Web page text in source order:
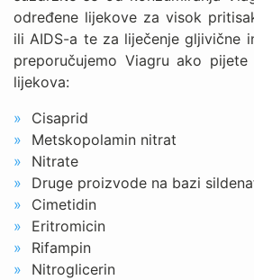
određene lijekove za visok
ili AIDS-a te za liječenje gljivične
preporučujemo Viagru ako
lijekova:
Cisaprid
Metskopolamin nitrat
Nitrate
Druge proizvode na bazi
Cimetidin
Eritromicin
Rifampin
Nitroglicerin